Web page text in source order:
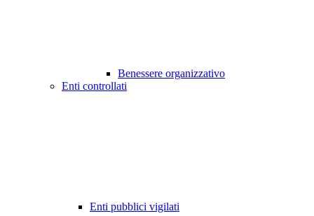
Benessere organizzativo
Enti controllati
Enti pubblici vigilati